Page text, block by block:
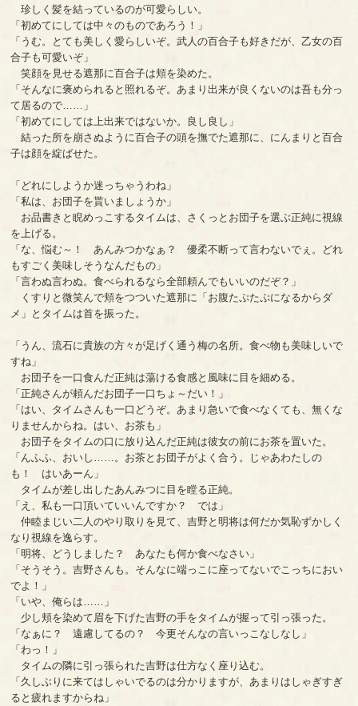
珍しく髪を結っているのが可愛らしい。
「初めてにしては中々のものであろう！」
「うむ。とても美しく愛らしいぞ。武人の百合子も好きだが、乙女の百
合子も可愛いぞ」
笑顔を見せる遮那に百合子は頬を染めた。
「そんなに褒められると照れるぞ。あまり出来が良くないのは吾も分っ
て居るので……」
「初めてにしては上出来ではないか。良し良し」
結った所を崩さぬように百合子の頭を撫でた遮那に、にんまりと百合
子は顔を綻ばせた。
「どれにしようか迷っちゃうわね」
「私は、お団子を貰いましょうか」
お品書きと睨めっこするタイムは、さくっとお団子を選ぶ正純に視線
を上げる。
「な、悩む～！ あんみつかなぁ？ 優柔不断って言わないでぇ。どれ
もすごく美味しそうなんだもの」
「言わぬ言わぬ。食べられるなら全部頼んでもいいのだぞ？」
くすりと微笑んで頬をつついた遮那に「お腹たぷたぷになるからダ
メ」とタイムは首を振った。
「うん、流石に貴族の方々が足げく通う梅の名所。食べ物も美味しいで
すね」
お団子を一口食んだ正純は蕩ける食感と風味に目を細める。
「正純さんが頼んだお団子一口ちょ～だい！」
「はい、タイムさんも一口どうぞ。あまり急いで食べなくても、無くな
りませんからね。はい、お茶も」
お団子をタイムの口に放り込んだ正純は彼女の前にお茶を置いた。
「んふふ、おいし……。お茶とお団子がよく合う。じゃあわたしの
も！ はいあーん」
タイムが差し出したあんみつに目を瞠る正純。
「え、私も一口頂いていいんですか？ では」
仲睦まじい二人のやり取りを見て、吉野と明将は何だか気恥ずかしく
なり視線を逸らす。
「明将、どうしました？ あなたも何か食べなさい」
「そうそう。吉野さんも。そんなに端っこに座ってないでこっちにおい
でよ！」
「いや、俺らは……」
少し頬を染めて眉を下げた吉野の手をタイムが握って引っ張った。
「なぁに？ 遠慮してるの？ 今更そんなの言いっこなしなし」
「わっ！」
タイムの隣に引っ張られた吉野は仕方なく座り込む。
「久しぶりに来てはしゃいでるのは分かりますが、あまりはしゃぎすぎ
ると疲れますからね」